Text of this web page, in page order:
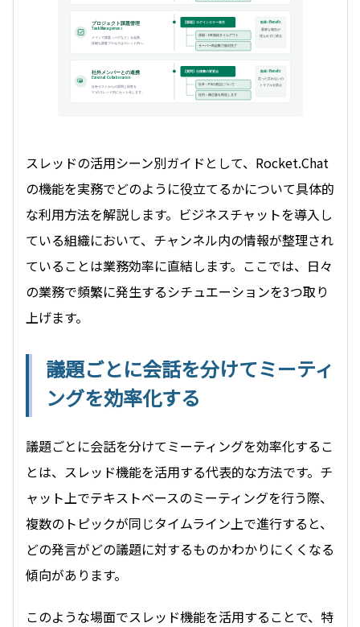
プロジェクト課題管理
Task Management
メインで課題（バグなど）を起票、
詳細な調査プロセスはスレッド内へ。
【課題】ログインエラー発生
原因：DB接続タイムアウト
サーバー再起動で復旧完了
効果 / Benefit
重要な報告が
埋もれずに残る
社外メンバーとの連携
External Collaboration
社外ゲストからの質問と回答を
1つのスレッド内にセット化します。
【質問】仕様書の変更点
社外：P3の表記について
社内：修正版を再送します
効果 / Benefit
言った言わないの
トラブルを防止
スレッドの活用シーン別ガイドとして、Rocket.Chat
の機能を実務でどのように役立てるかについて具体的
な利用方法を解説します。ビジネスチャットを導入し
ている組織において、チャンネル内の情報が整理され
ていることは業務効率に直結します。ここでは、日々
の業務で頻繁に発生するシチュエーションを3つ取り
上げます。
議題ごとに会話を分けてミーティ
ングを効率化する
議題ごとに会話を分けてミーティングを効率化するこ
とは、スレッド機能を活用する代表的な方法です。チ
ャット上でテキストベースのミーティングを行う際、
複数のトピックが同じタイムライン上で進行すると、
どの発言がどの議題に対するものかわかりにくくなる
傾向があります。
このような場面でスレッド機能を活用することで、特